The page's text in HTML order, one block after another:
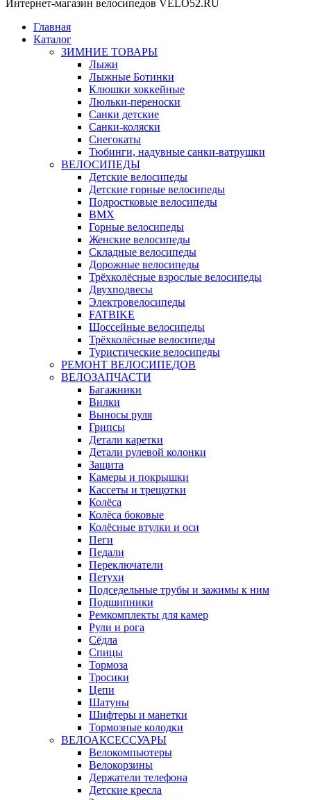
Интернет-магазин велосипедов VELO52.RU
Главная
Каталог
ЗИМНИЕ ТОВАРЫ
Лыжи
Лыжные Ботинки
Клюшки хоккейные
Люльки-переноски
Санки детские
Санки-коляски
Снегокаты
Тюбинги, надувные санки-ватрушки
ВЕЛОСИПЕДЫ
Детские велосипеды
Детские горные велосипеды
Подростковые велосипеды
BMX
Горные велосипеды
Женские велосипеды
Складные велосипеды
Дорожные велосипеды
Трёхколёсные взрослые велосипеды
Двухподвесы
Электровелосипеды
FATBIKE
Шоссейные велосипеды
Трёхколёсные велосипеды
Туристические велосипеды
РЕМОНТ ВЕЛОСИПЕДОВ
ВЕЛОЗАПЧАСТИ
Багажники
Вилки
Выносы руля
Грипсы
Детали каретки
Детали рулевой колонки
Защита
Камеры и покрышки
Кассеты и трещотки
Колёса
Колёса боковые
Колёсные втулки и оси
Пеги
Педали
Переключатели
Петухи
Подседельные трубы и зажимы к ним
Подшипники
Ремкомплекты для камер
Рули и рога
Сёдла
Спицы
Тормоза
Тросики
Цепи
Шатуны
Шифтеры и манетки
Тормозные колодки
ВЕЛОАКСЕССУАРЫ
Велокомпьютеры
Велокорзины
Держатели телефона
Детские кресла